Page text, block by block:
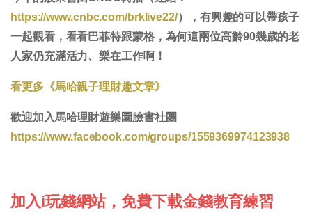
https://www.cnbc.com/brklive22/），有興趣的可以帶孩子
一起觀看，看看巴菲特跟蒙格，為何這兩位高齡90幾歲的老
人家仍充滿活力、樂在工作啊！
看更多《馬哈親子理財趣文章》
歡迎加入馬哈理財遊樂園臉書社團
https://www.facebook.com/groups/1559369974123938
加入i玩錢網站，免費下載金錢教育練習